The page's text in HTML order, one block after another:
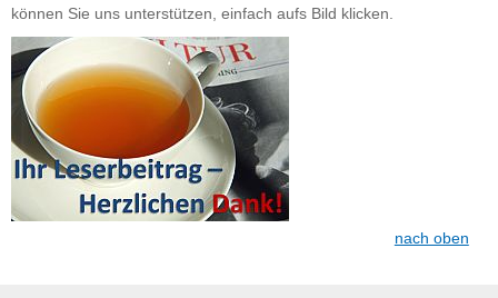
können Sie uns unterstützen, einfach aufs Bild klicken.
nach oben